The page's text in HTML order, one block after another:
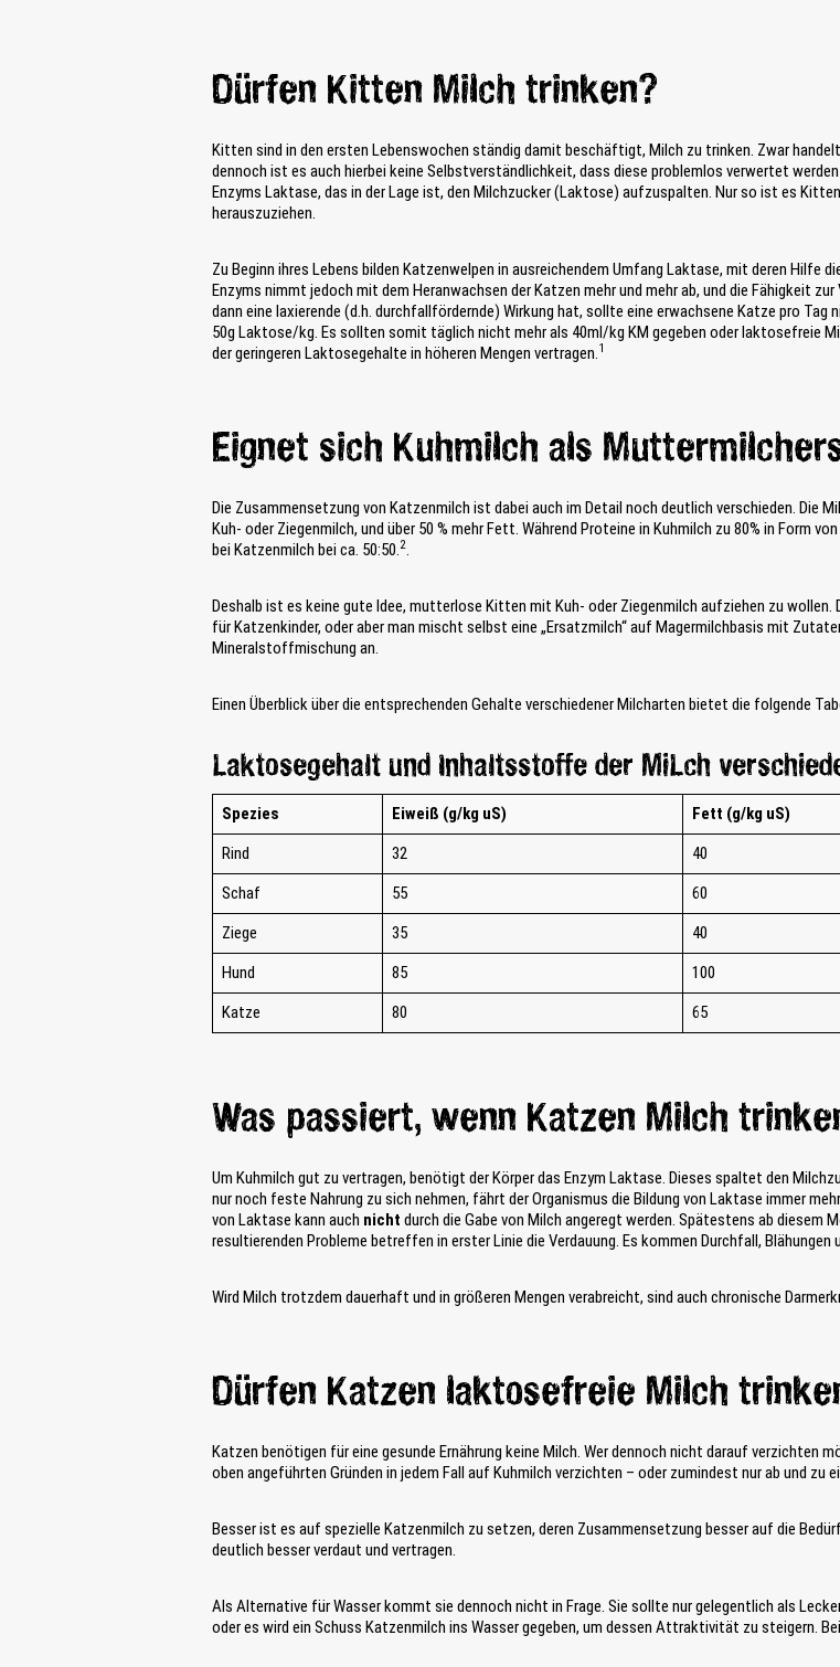
Dürfen Kitten Milch trinken?
Kitten sind in den ersten Lebenswochen ständig damit beschäftigt, Milch zu trinken. Zwar
dennoch ist es auch hierbei keine Selbstverständlichkeit, dass diese problemlos verwertet
Enzyms Laktase, das in der Lage ist, den Milchzucker (Laktose) aufzuspalten. Nur so ist es
herauszuziehen.
Zu Beginn ihres Lebens bilden Katzenwelpen in ausreichendem Umfang Laktase, mit deren Hilfe
Enzyms nimmt jedoch mit dem Heranwachsen der Katzen mehr und mehr ab, und die Fähigkeit
dann eine laxierende (d.h. durchfallfördernde) Wirkung hat, sollte eine erwachsene Katze pro
50g Laktose/kg. Es sollten somit täglich nicht mehr als 40ml/kg KM gegeben oder laktosefreie
der geringeren Laktosegehalte in höheren Mengen vertragen. 1
Eignet sich Kuhmilch als
Die Zusammensetzung von Katzenmilch ist dabei auch im Detail noch deutlich verschieden. Die
Kuh- oder Ziegenmilch, und über 50 % mehr Fett. Während Proteine in Kuhmilch zu 80% in Form
bei Katzenmilch bei ca. 50:50.2.
Deshalb ist es keine gute Idee, mutterlose Kitten mit Kuh- oder Ziegenmilch aufziehen zu
für Katzenkinder, oder aber man mischt selbst eine „Ersatzmilch“ auf Magermilchbasis mit
Mineralstoffmischung an.
Einen Überblick über die entsprechenden Gehalte verschiedener Milcharten bietet die folgende
Laktosegehalt und Inhaltsstoffe der MiLch
Spezies Eiweiß (g/kg uS) Fett (g/kg uS)
Rind
32 40
Schaf
55 60
Ziege
35 40
Hund
85 100
Katze
80 65
Was passiert, wenn Katzen Milch
Um Kuhmilch gut zu vertragen, benötigt der Körper das Enzym Laktase. Dieses spaltet den
nur noch feste Nahrung zu sich nehmen, fährt der Organismus die Bildung von Laktase immer
von Laktase kann auch nicht durch die Gabe von Milch angeregt werden. Spätestens ab diesem
resultierenden Probleme betreffen in erster Linie die Verdauung. Es kommen Durchfall, Blähungen
Wird Milch trotzdem dauerhaft und in größeren Mengen verabreicht, sind auch chronische
Dürfen Katzen laktosefreie Milch
Katzen benötigen für eine gesunde Ernährung keine Milch. Wer dennoch nicht darauf verzichten
oben angeführten Gründen in jedem Fall auf Kuhmilch verzichten – oder zumindest nur ab und zu
Besser ist es auf spezielle Katzenmilch zu setzen, deren Zusammensetzung besser auf die
deutlich besser verdaut und vertragen.
Als Alternative für Wasser kommt sie dennoch nicht in Frage. Sie sollte nur gelegentlich als
oder es wird ein Schuss Katzenmilch ins Wasser gegeben, um dessen Attraktivität zu steigern.